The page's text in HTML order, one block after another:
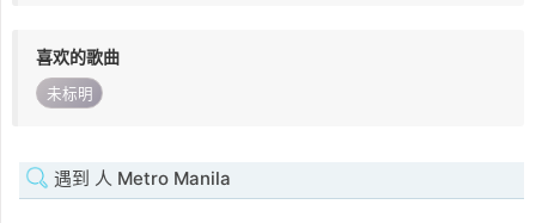
喜欢的歌曲
未标明
遇到 人 Metro Manila